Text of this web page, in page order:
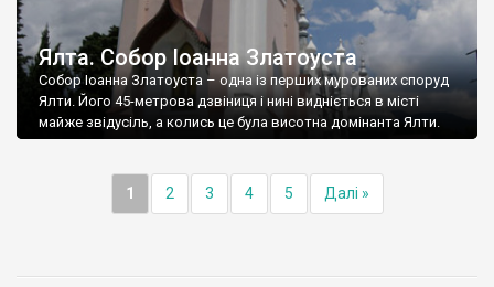
Ялта. Собор Іоанна Златоуста
Собор Іоанна Златоуста – одна із перших мурованих споруд
Ялти. Його 45-метрова дзвіниця і нині видніється в місті
майже звідусіль, а колись це була висотна домінанта Ялти.
1 2 3 4 5 Далі »